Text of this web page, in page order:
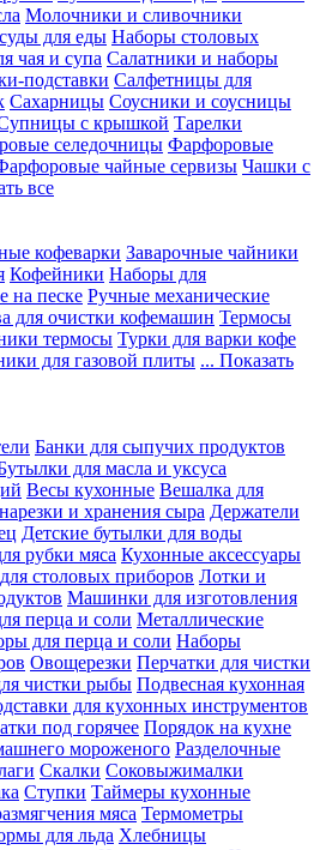
Молочники и сливочники
для еды Наборы столовых
чая и супа Салатники и наборы
подставки Салфетницы для
Сахарницы Соусники и соусницы
с крышкой Тарелки
селедочницы Фарфоровые
чайные сервизы Чашки с
все
кофеварки Заварочные чайники
Кофейники Наборы для
на песке Ручные механические
для очистки кофемашин Термосы
термосы Турки для варки кофе
для газовой плиты ... Показать
Банки для сыпучих продуктов
для масла и уксуса
Весы кухонные Вешалка для
и хранения сыра Держатели
Детские бутылки для воды
рубки мяса Кухонные аксессуары
столовых приборов Лотки и
Машинки для изготовления
перца и соли Металлические
для перца и соли Наборы
Овощерезки Перчатки для чистки
чистки рыбы Подвесная кухонная
для кухонных инструментов
под горячее Порядок на кухне
мороженого Разделочные
Скалки Соковыжималки
Ступки Таймеры кухонные
мяса Термометры
для льда Хлебницы